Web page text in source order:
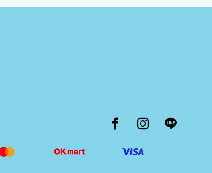
Facebook page
Instagram page
Line page